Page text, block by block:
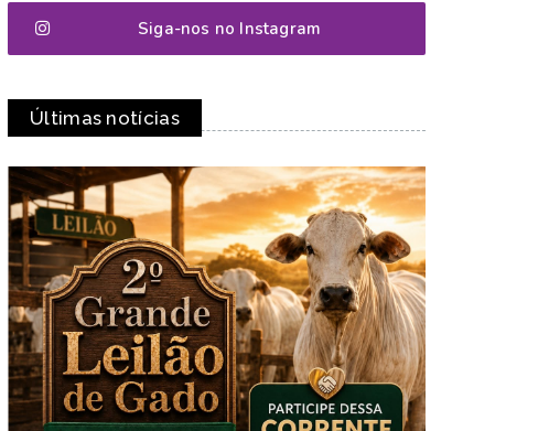
Siga-nos no Instagram
Últimas notícias